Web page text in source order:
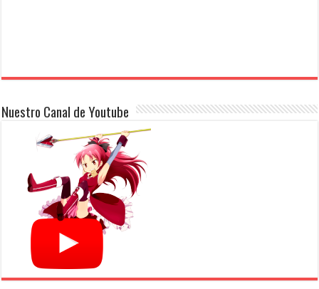
Nuestro Canal de Youtube